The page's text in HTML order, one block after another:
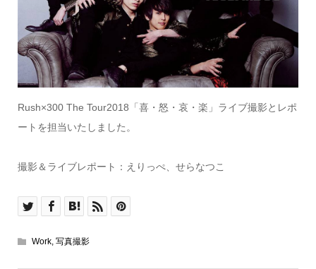
Rush×300 The Tour2018「喜・怒・哀・楽」ライブ撮影とレポ
ートを担当いたしました。
撮影＆ライブレポート：えりっぺ、せらなつこ
Work, 写真撮影